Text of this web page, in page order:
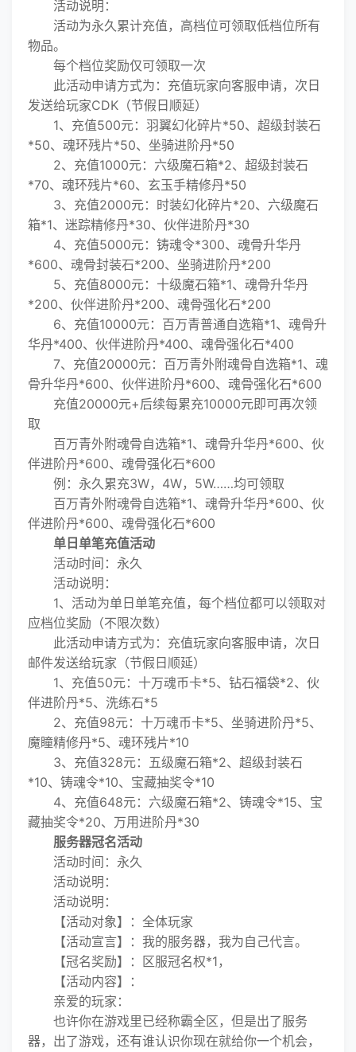
活动说明：
活动为永久累计充值，高档位可领取低档位所有
物品。
每个档位奖励仅可领取一次
此活动申请方式为：充值玩家向客服申请，次日
发送给玩家CDK（节假日顺延）
1、充值500元：羽翼幻化碎片*50、超级封装石
*50、魂环残片*50、坐骑进阶丹*50
2、充值1000元：六级魔石箱*2、超级封装石
*70、魂环残片*60、玄玉手精修丹*50
3、充值2000元：时装幻化碎片*20、六级魔石
箱*1、迷踪精修丹*30、伙伴进阶丹*30
4、充值5000元：铸魂令*300、魂骨升华丹
*600、魂骨封装石*200、坐骑进阶丹*200
5、充值8000元：十级魔石箱*1、魂骨升华丹
*200、伙伴进阶丹*200、魂骨强化石*200
6、充值10000元：百万青普通自选箱*1、魂骨升
华丹*400、伙伴进阶丹*400、魂骨强化石*400
7、充值20000元：百万青外附魂骨自选箱*1、魂
骨升华丹*600、伙伴进阶丹*600、魂骨强化石*600
充值20000元+后续每累充10000元即可再次领
取
百万青外附魂骨自选箱*1、魂骨升华丹*600、伙
伴进阶丹*600、魂骨强化石*600
例：永久累充3W，4W，5W……均可领取
百万青外附魂骨自选箱*1、魂骨升华丹*600、伙
伴进阶丹*600、魂骨强化石*600
单日单笔充值活动
活动时间：永久
活动说明：
1、活动为单日单笔充值，每个档位都可以领取对
应档位奖励（不限次数）
此活动申请方式为：充值玩家向客服申请，次日
邮件发送给玩家（节假日顺延）
1、充值50元：十万魂币卡*5、钻石福袋*2、伙
伴进阶丹*5、洗练石*5
2、充值98元：十万魂币卡*5、坐骑进阶丹*5、
魔瞳精修丹*5、魂环残片*10
3、充值328元：五级魔石箱*2、超级封装石
*10、铸魂令*10、宝藏抽奖令*10
4、充值648元：六级魔石箱*2、铸魂令*15、宝
藏抽奖令*20、万用进阶丹*30
服务器冠名活动
活动时间：永久
活动说明：
活动说明：
【活动对象】：全体玩家
【活动宣言】：我的服务器，我为自己代言。
【冠名奖励】：区服冠名权*1，
【活动内容】：
亲爱的玩家：
也许你在游戏里已经称霸全区，但是出了服务
器，出了游戏，还有谁认识你现在就给你一个机会，